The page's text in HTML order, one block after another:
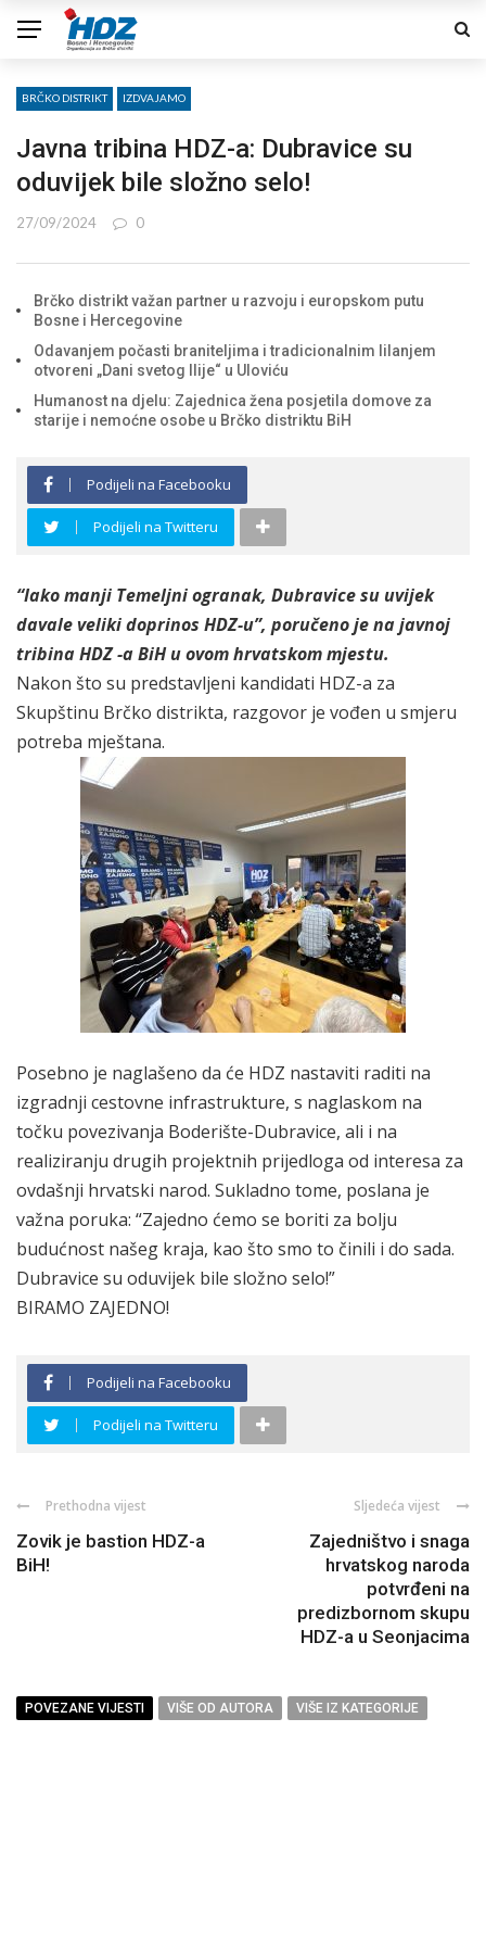
BRČKO DISTRIKT IZDVAJAMO
Javna tribina HDZ-a: Dubravice su
oduvijek bile složno selo!
27/09/2024 0
Brčko distrikt važan partner u razvoju i europskom putu
Bosne i Hercegovine
Odavanjem počasti braniteljima i tradicionalnim lilanjem
otvoreni „Dani svetog Ilije“ u Uloviću
Humanost na djelu: Zajednica žena posjetila domove za
starije i nemoćne osobe u Brčko distriktu BiH
Podijeli na Facebooku
Podijeli na Twitteru
“Iako manji Temeljni ogranak, Dubravice su uvijek
davale veliki doprinos HDZ-u”, poručeno je na javnoj
tribina HDZ -a BiH u ovom hrvatskom mjestu.
Nakon što su predstavljeni kandidati HDZ-a za
Skupštinu Brčko distrikta, razgovor je vođen u smjeru
potreba mještana.
Posebno je naglašeno da će HDZ nastaviti raditi na
izgradnji cestovne infrastrukture, s naglaskom na
točku povezivanja Boderište-Dubravice, ali i na
realiziranju drugih projektnih prijedloga od interesa za
ovdašnji hrvatski narod. Sukladno tome, poslana je
važna poruka: “Zajedno ćemo se boriti za bolju
budućnost našeg kraja, kao što smo to činili i do sada.
Dubravice su oduvijek bile složno selo!”
BIRAMO ZAJEDNO!
Podijeli na Facebooku
Podijeli na Twitteru
Prethodna vijest
Zovik je bastion HDZ-a
BiH!
Sljedeća vijest
Zajedništvo i snaga
hrvatskog naroda
potvrđeni na
predizbornom skupu
HDZ-a u Seonjacima
POVEZANE VIJESTI VIŠE OD AUTORA VIŠE IZ KATEGORIJE